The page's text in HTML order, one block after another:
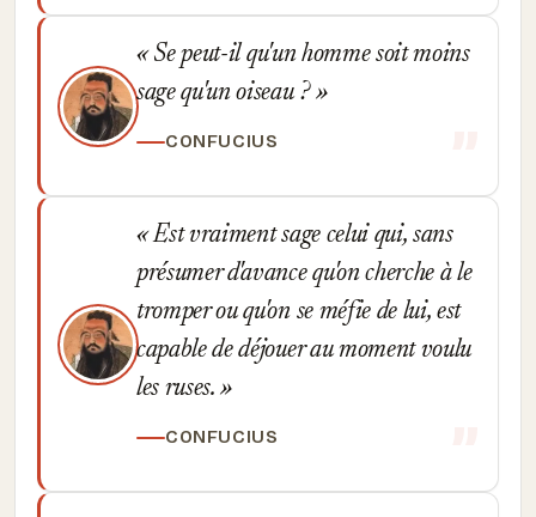
Se peut-il qu'un homme soit moins
sage qu'un oiseau ?
CONFUCIUS
Est vraiment sage celui qui, sans
présumer d'avance qu'on cherche à le
tromper ou qu'on se méfie de lui, est
capable de déjouer au moment voulu
les ruses.
CONFUCIUS